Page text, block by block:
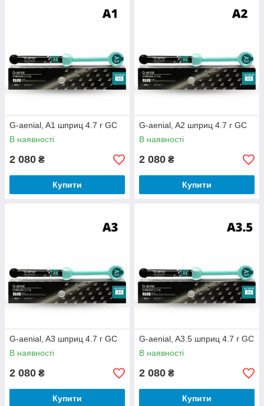
день (при оформленні покупки до 14 години).
В каталог!
G-aenial, A1 шприц 4.7 г GC
В наявності
2 080 ₴
Купити
G-aenial, A2 шприц 4.7 г GC
В наявності
2 080 ₴
Купити
G-aenial, A3 шприц 4.7 г GC
В наявності
2 080 ₴
Купити
G-aenial, A3.5 шприц 4.7 г GC
В наявності
2 080 ₴
Купити